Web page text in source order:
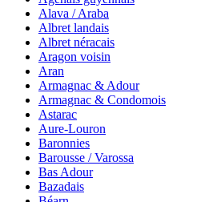
Alava / Araba
Albret landais
Albret néracais
Aragon voisin
Aran
Armagnac & Adour
Armagnac & Condomois
Astarac
Aure-Louron
Baronnies
Barousse / Varossa
Bas Adour
Bazadais